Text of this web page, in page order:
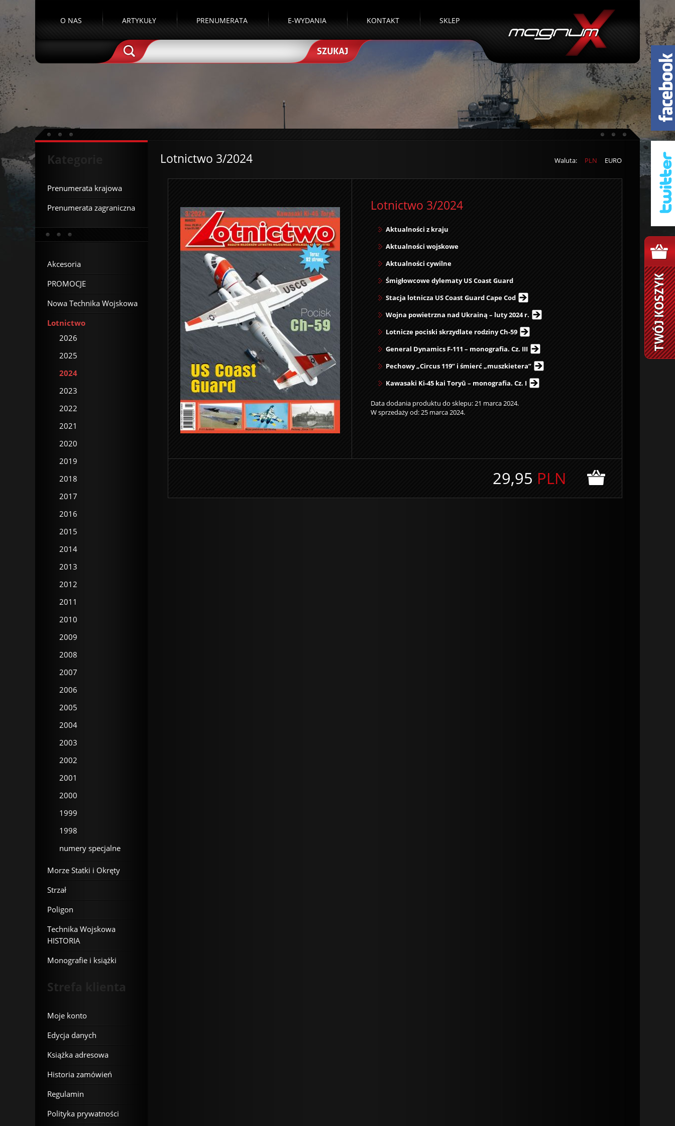
O NAS ARTYKUŁY PRENUMERATA E-WYDANIA KONTAKT SKLEP
Waluta: PLN EURO
Lotnictwo 3/2024
Lotnictwo 3/2024
Aktualności z kraju
Aktualności wojskowe
Aktualności cywilne
Śmigłowcowe dylematy US Coast Guard
Stacja lotnicza US Coast Guard Cape Cod
Wojna powietrzna nad Ukrainą – luty 2024 r.
Lotnicze pociski skrzydlate rodziny Ch-59
General Dynamics F-111 – monografia. Cz. III
Pechowy „Circus 119” i śmierć „muszkietera”
Kawasaki Ki-45 kai Toryū – monografia. Cz. I
Data dodania produktu do sklepu: 21 marca 2024.
W sprzedaży od: 25 marca 2024.
29,95 PLN
Kategorie
Prenumerata krajowa
Prenumerata zagraniczna
Akcesoria
PROMOCJE
Nowa Technika Wojskowa
Lotnictwo
2026
2025
2024
2023
2022
2021
2020
2019
2018
2017
2016
2015
2014
2013
2012
2011
2010
2009
2008
2007
2006
2005
2004
2003
2002
2001
2000
1999
1998
numery specjalne
Morze Statki i Okręty
Strzał
Poligon
Technika Wojskowa
HISTORIA
Monografie i książki
Strefa klienta
Moje konto
Edycja danych
Książka adresowa
Historia zamówień
Regulamin
Polityka prywatności